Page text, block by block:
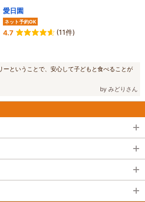
愛日園
ネット予約OK
4.7 (11件)
ーということで、安心して子どもと食べることが
by みどりさん